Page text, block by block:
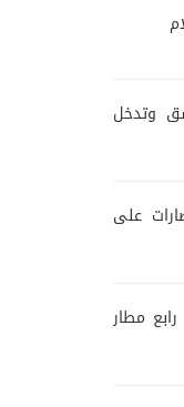
وتدخل
على
مطار